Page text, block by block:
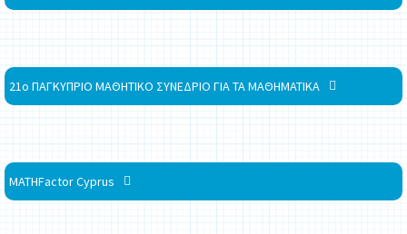
21ο ΠΑΓΚΥΠΡΙΟ ΜΑΘΗΤΙΚΟ ΣΥΝΕΔΡΙΟ ΓΙΑ ΤΑ ΜΑΘΗΜΑΤΙΚΑ
MATHFactor Cyprus